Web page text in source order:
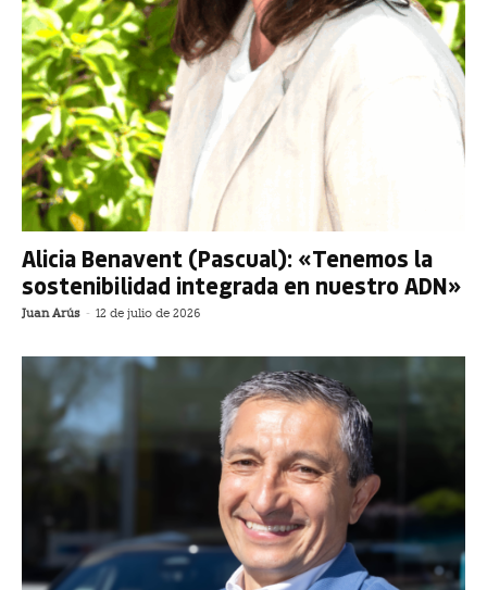
Alicia Benavent (Pascual): «Tenemos la
sostenibilidad integrada en nuestro ADN»
Juan Arús - 12 de julio de 2026